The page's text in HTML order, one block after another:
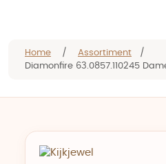
Home / Assortiment
/
Diamonfire 63.0857.110245